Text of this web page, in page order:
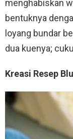
menghabiskan
bentuknya
loyang bundar
dua kuenya;
Kreasi Resep